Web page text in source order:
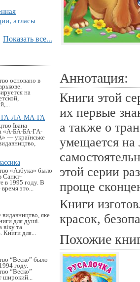
атласы
Показать все...
основано в
на
ЛА-МА-ГА
Івана
«А-БА-БА-ГА-
— українське
«Азбука» было
Санкт-
в 1995 году. В
это...
яке
для душі.
віку та
Книги для...
“Веско” было
году.
“Веско”
широкий...
Аннотация:
Книги этой
их первые
а также о
умещается на
этой серии
проще
Книги
красок,
Похожие